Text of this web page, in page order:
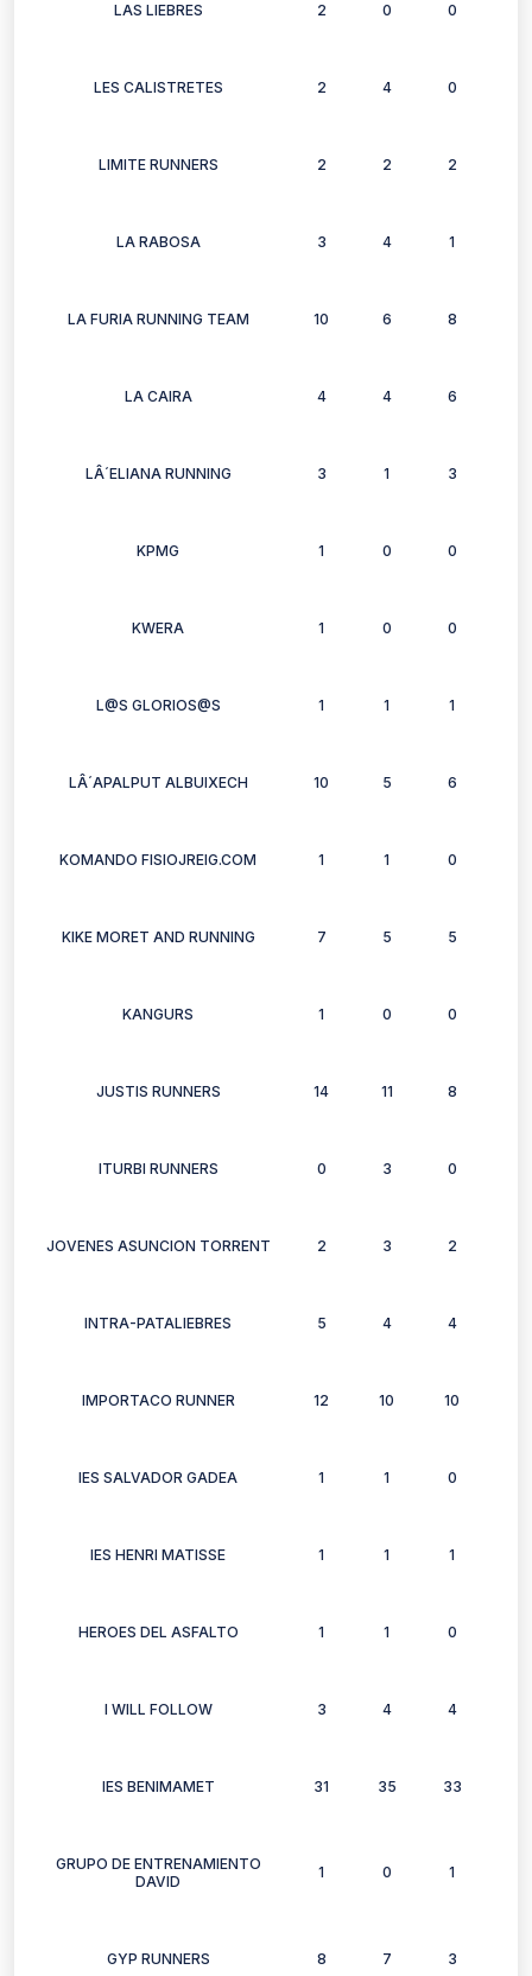
LAS LIEBRES 2 0 0
LES CALISTRETES 2 4 0
LIMITE RUNNERS 2 2 2
LA RABOSA 3 4 1
LA FURIA RUNNING TEAM 10 6 8
LA CAIRA 4 4 6
LÂ´ELIANA RUNNING 3 1 3
KPMG 1 0 0
KWERA 1 0 0
L@S GLORIOS@S 1 1 1
LÂ´APALPUT ALBUIXECH 10 5 6
KOMANDO FISIOJREIG.COM 1 1 0
KIKE MORET AND RUNNING 7 5 5
KANGURS 1 0 0
JUSTIS RUNNERS 14 11 8
ITURBI RUNNERS 0 3 0
JOVENES ASUNCION TORRENT 2 3 2
INTRA-PATALIEBRES 5 4 4
IMPORTACO RUNNER 12 10 10
IES SALVADOR GADEA 1 1 0
IES HENRI MATISSE 1 1 1
HEROES DEL ASFALTO 1 1 0
I WILL FOLLOW 3 4 4
IES BENIMAMET 31 35 33
GRUPO DE ENTRENAMIENTO
DAVID
1 0 1
GYP RUNNERS 8 7 3